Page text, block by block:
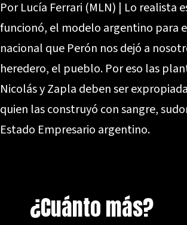
Por Lucía Ferrari (MLN) | Lo realista
funcionó, el modelo argentino para
nacional que Perón nos dejó a
heredero, el pueblo. Por eso las
Nicolás y Zapla deben ser
quien las construyó con sangre,
Estado Empresario argentino.
¿Cuánto más?